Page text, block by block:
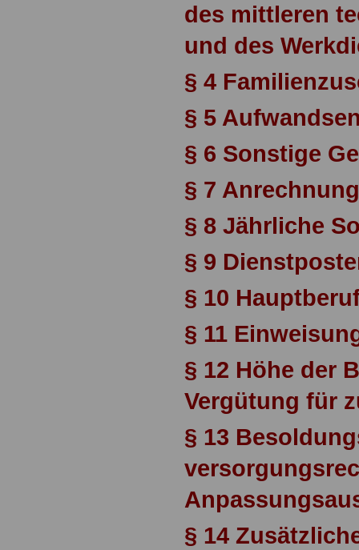
des mittleren
und des
§ 4
§ 5
§ 6 Sonstige
§ 7
§ 8 Jährliche
§ 9
§ 10
§ 11
§ 12 Höhe der
Vergütung für
§ 13
§ 14